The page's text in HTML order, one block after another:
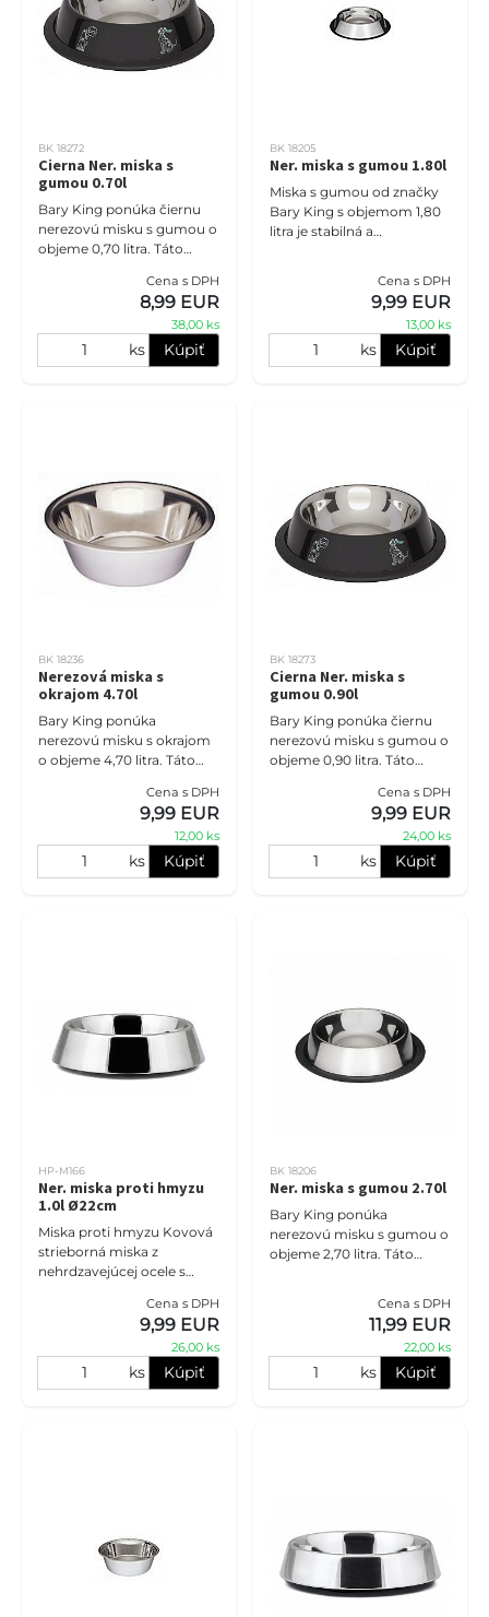
BK 18272
Cierna Ner. miska s
gumou 0.70l
Bary King ponúka čiernu
nerezovú misku s gumou o
objeme 0,70 litra. Táto
protišmyková, čo je ideálne
pre vašich psíkov.
Cena s DPH
8,99 EUR
38,00 ks
ks Kúpiť
BK 18205
Ner. miska s gumou 1.80l
Miska s gumou od značky
Bary King s objemom 1,80
litra je stabilná a
zaručuje jej odolnosť a ľahk
Cena s DPH
9,99 EUR
13,00 ks
ks Kúpiť
BK 18236
Nerezová miska s
okrajom 4.70l
Bary King ponúka
nerezovú misku s okrajom
o objeme 4,70 litra. Táto
stojanov a je praktická pre
Cena s DPH
9,99 EUR
12,00 ks
ks Kúpiť
BK 18273
Cierna Ner. miska s
gumou 0.90l
Bary King ponúka čiernu
nerezovú misku s gumou o
objeme 0,90 litra. Táto
protišmyková, čo je ideálne
pre vašich psíkov.
Cena s DPH
9,99 EUR
24,00 ks
ks Kúpiť
HP-M166
Ner. miska proti hmyzu
1.0l Ø22cm
Miska proti hmyzu Kovová
strieborná miska z
nehrdzavejúcej ocele s
pre potraviny a vodu,
zabraňuje hmyzu dostať sa
Cena s DPH
9,99 EUR
26,00 ks
ks Kúpiť
BK 18206
Ner. miska s gumou 2.70l
Bary King ponúka
nerezovú misku s gumou o
objeme 2,70 litra. Táto
pre vašich psíkov.
Cena s DPH
11,99 EUR
22,00 ks
ks Kúpiť